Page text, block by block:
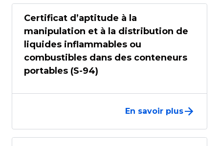
Certificat d’aptitude à la
manipulation et à la distribution de
liquides inflammables ou
combustibles dans des conteneurs
portables (S-94)
En savoir plus